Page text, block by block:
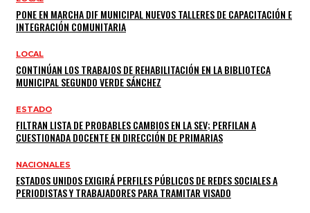
PONE EN MARCHA DIF MUNICIPAL NUEVOS TALLERES DE CAPACITACIÓN E
INTEGRACIÓN COMUNITARIA
LOCAL
CONTINÚAN LOS TRABAJOS DE REHABILITACIÓN EN LA BIBLIOTECA
MUNICIPAL SEGUNDO VERDE SÁNCHEZ
ESTADO
FILTRAN LISTA DE PROBABLES CAMBIOS EN LA SEV; PERFILAN A
CUESTIONADA DOCENTE EN DIRECCIÓN DE PRIMARIAS
NACIONALES
ESTADOS UNIDOS EXIGIRÁ PERFILES PÚBLICOS DE REDES SOCIALES A
PERIODISTAS Y TRABAJADORES PARA TRAMITAR VISADO